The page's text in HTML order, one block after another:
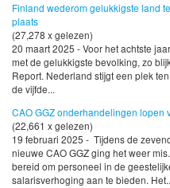
Finland wederom gelukkigste land
plaats
(27,278 x gelezen)
20 maart 2025 - Voor het achtste
met de gelukkigste bevolking, zo
Report. Nederland stijgt een plek
de vijfde...
CAO GGZ onderhandelingen lopen
(22,661 x gelezen)
19 februari 2025 - Tijdens de
nieuwe CAO GGZ ging het weer
bereid om personeel in de
salarisverhoging aan te bieden.